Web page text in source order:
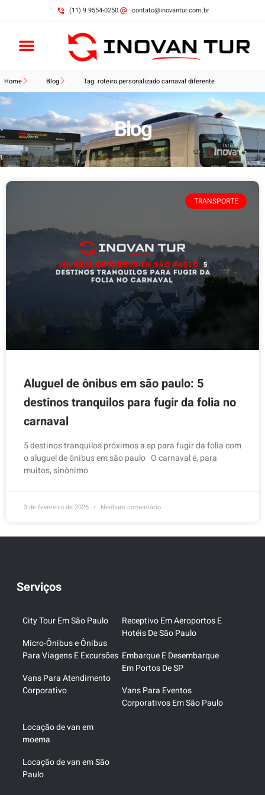
(11) 9 9554-0250 contato@inovantur.com.br
Home Blog Tag: roteiro personalizado carnaval diferente
Blog
TRANSPORTE
Aluguel de ônibus em são paulo: 5
destinos tranquilos para fugir da folia no
carnaval
5 destinos tranquilos próximos a sp para fugir da folia com
o aluguel de ônibus em são paulo O carnaval é, para
muitos, sinônimo
3 de fevereiro de 2026 Nenhum comentário
Serviços
City Tour Em São Paulo
Micro-Ônibus e Ônibus
Para Viagens E Excursões
Vans Para Atendimento
Corporativo
Receptivo Em Aeroportos E
Hotéis De São Paulo
Embarque E Desembarque
Em Portos De SP
Vans Para Eventos
Corporativos Em São Paulo
Locação de van em
moema
Locação de van em São
Paulo